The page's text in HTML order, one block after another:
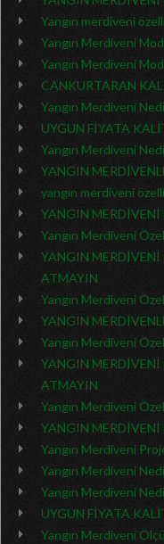
Yangın merdiveni
Yangın Merdiveni
Yangın Merdiveni
CANKURTARAN
Yangın Merdiveni
UYGUN FİYATA
Yangın Merdiveni
YANGIN
yangın merdiveni
YANGIN
Yangın Merdiveni
YANGIN
ATMAYIN
Yangın Merdiveni
YANGIN
Yangın Merdiveni
YANGIN
ATMAYIN
Yangın Merdiveni
YANGIN
Yangın Merdiveni
Yangın Merdiveni
Yangın Merdiveni
UYGUN FİYATA
Yangın Merdiveni